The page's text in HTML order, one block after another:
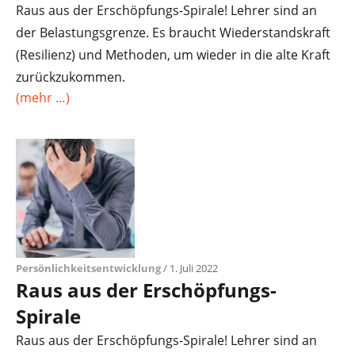
Raus aus der Erschöpfungs-Spirale! Lehrer sind an
der Belastungsgrenze. Es braucht Wiederstandskraft
(Resilienz) und Methoden, um wieder in die alte Kraft
zurückzukommen.
(mehr …)
Persönlichkeitsentwicklung/ 1. Juli 2022
Raus aus der Erschöpfungs-
Spirale
Raus aus der Erschöpfungs-Spirale! Lehrer sind an